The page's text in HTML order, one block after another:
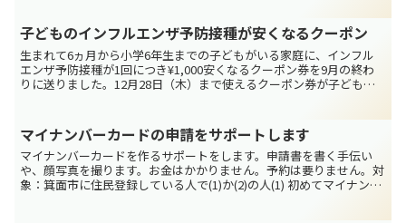
子どものインフルエンザ予防接種が安くなるクーポン
生まれて6ヵ月から小学6年生までの子どもがいる家庭に、インフル
エンザ予防接種が1回につき¥1,000安くなるクーポン券を9月の終わ
りに送りました。12月28日（木）まで使えるクーポン券が子ども一
マイナンバーカードの申請をサポートします
マイナンバーカードを作るサポートをします。申請書を書く手伝い
や、顔写真を撮ります。お金はかかりません。予約は要りません。対
象：箕面市に住民登録している人で(1)か(2)の人(1) 初めてマイナンバ